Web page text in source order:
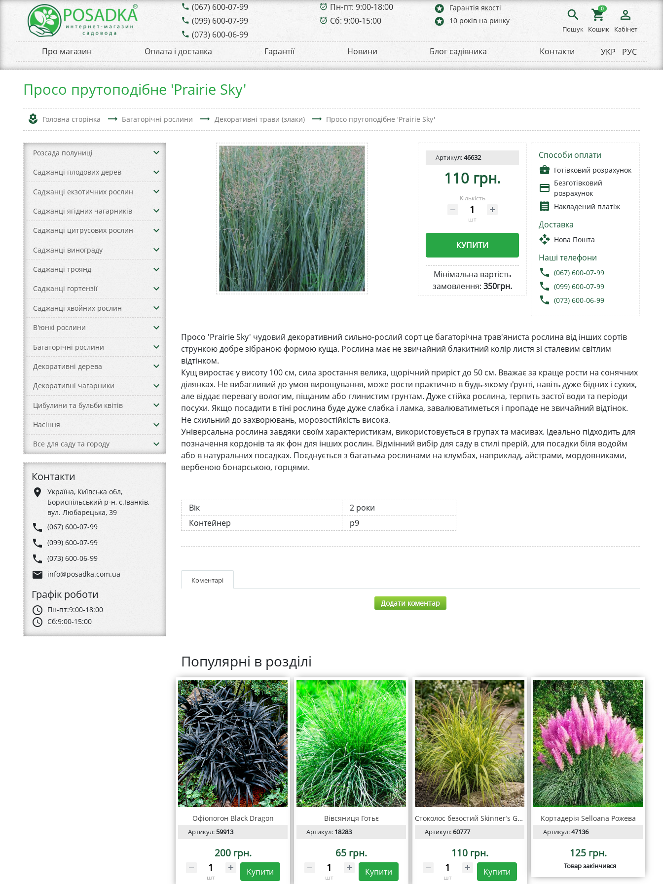
phone (067) 600-07-99
phone (099) 600-07-99
phone (073) 600-06-99
alarm_on Пн-пт: 9:00-18:00
alarm_on Сб: 9:00-15:00
stars Гарантія якості
stars 10 років на ринку search
Пошук
shopping_cart
0
Кошик
person_outline
Кабінет
Про магазин Оплата і доставка Гарантії Новини Блог садівника Контакти УКР РУС
Просо прутоподібне 'Prairie Sky'
local_florist Головна сторінка trending_flat Багаторічні рослини trending_flat Декоративні трави (злаки) trending_flat Просо прутоподібне 'Prairie Sky'
Розсада полуниці keyboard_arrow_down
Саджанці плодових дерев keyboard_arrow_down
Саджанці екзотичних рослин keyboard_arrow_down
Саджанці ягідних чагарників keyboard_arrow_down
Саджанці цитрусових рослин keyboard_arrow_down
Саджанці винограду keyboard_arrow_down
Саджанці троянд keyboard_arrow_down
Саджанці гортензії keyboard_arrow_down
Саджанці хвойних рослин keyboard_arrow_down
В'юнкі рослини keyboard_arrow_down
Багаторічні рослини keyboard_arrow_down
Декоративні дерева keyboard_arrow_down
Декоративні чагарники keyboard_arrow_down
Цибулини та бульби квітів keyboard_arrow_down
Насіння keyboard_arrow_down
Все для саду та городу keyboard_arrow_down
Контакти
place
Україна, Київська обл,
Бориспільський р-н, с.Іванків,
вул. Любарецька, 39
phone (067) 600-07-99
phone (099) 600-07-99
phone (073) 600-06-99
email info@posadka.com.ua
Графік роботи
schedule Пн-пт:9:00-18:00
schedule Сб:9:00-15:00
Артикул:46632
110 грн.
Кількість
шт
КУПИТИ
Мінімальна вартість
замовлення: 350грн.
Способи оплати
business_center Готівковий розрахунок
payment Безготівковий
розрахунок
receipt Накладений платіж
Доставка
open_with Нова Пошта
Наші телефони
local_phone (067) 600-07-99
local_phone (099) 600-07-99
local_phone (073) 600-06-99
Просо 'Prairie Sky' чудовий декоративний сильно-рослий сорт це багаторічна трав'яниста рослина від інших сортів
стрункою добре зібраною формою куща. Рослина має не звичайний блакитний колір листя зі сталевим світлим
відтінком.
Кущ виростає у висоту 100 см, сила зростання велика, щорічний приріст до 50 см. Вважає за краще рости на сонячних
ділянках. Не вибагливий до умов вирощування, може рости практично в будь-якому ґрунті, навіть дуже бідних і сухих,
але віддає перевагу вологим, піщаним або глинистим грунтам. Дуже стійка рослина, терпить застої води та періоди
посухи. Якщо посадити в тіні рослина буде дуже слабка і ламка, завалюватиметься і пропаде не звичайний відтінок.
Не схильний до захворювань, морозостійкість висока.
Універсальна рослина завдяки своїм характеристикам, використовується в групах та масивах. Ідеально підходить для
позначення кордонів та як фон для інших рослин. Відмінний вибір для саду в стилі прерій, для посадки біля водойм
або в натуральних посадках. Поєднується з багатьма рослинами на клумбах, наприклад, айстрами, мордовниками,
вербеною бонарською, горцями.
Вік
2 роки
Контейнер
р9
Коментарі
Додати коментар
Популярні в розділі
Офіопогон Black Dragon
Артикул:59913
200 грн.
шт
Купити
Вівсяниця Готьє
Артикул: 18283
65 грн.
шт
Купити
Стоколос безостий Skinner’s Gold
Артикул:60777
110 грн.
шт
Купити
Кортадерія Selloana Рожева
Артикул:47136
125 грн.
Товар закінчився